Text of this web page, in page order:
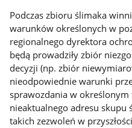
Podczas zbioru ślimaka
warunków określonych w
regionalnego dyrektora
będą prowadziły zbiór
decyzji (np. zbiór
nieodpowiednie warunki
sprawozdania w
nieaktualnego adresu skupu
takich zezwoleń w